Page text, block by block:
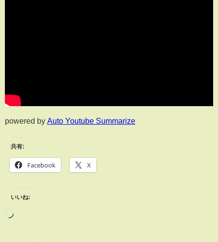
powered by Auto Youtube Summarize
共有:
Facebook X
いいね: